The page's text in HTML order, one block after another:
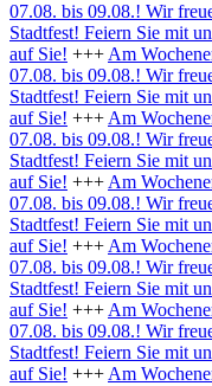
07.08. bis 09.08.! Wir
Stadtfest! Feiern Sie mit
auf Sie! +++ Am
07.08. bis 09.08.! Wir
Stadtfest! Feiern Sie mit
auf Sie! +++ Am
07.08. bis 09.08.! Wir
Stadtfest! Feiern Sie mit
auf Sie! +++ Am
07.08. bis 09.08.! Wir
Stadtfest! Feiern Sie mit
auf Sie! +++ Am
07.08. bis 09.08.! Wir
Stadtfest! Feiern Sie mit
auf Sie! +++ Am
07.08. bis 09.08.! Wir
Stadtfest! Feiern Sie mit
auf Sie! +++ Am